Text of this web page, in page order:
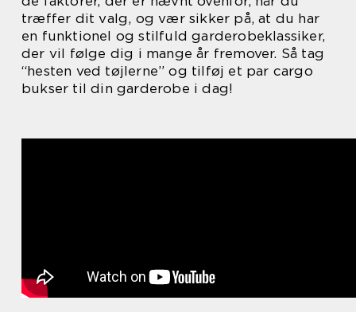
træffer dit valg, og vær sikker på, at du har
en funktionel og stilfuld garderobeklassiker,
der vil følge dig i mange år fremover. Så tag
“hesten ved tøjlerne” og tilføj et par cargo
bukser til din garderobe i dag!